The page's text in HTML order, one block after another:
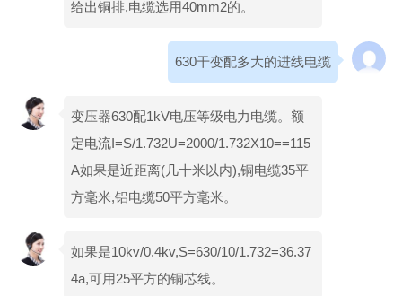
给出铜排,电缆选用40mm2的。
630干变配多大的进线电缆
变压器630配1kV电压等级电力电缆。额
定电流I=S/1.732U=2000/1.732X10==115
A如果是近距离(几十米以内),铜电缆35平
方毫米,铝电缆50平方毫米。
如果是10kv/0.4kv,S=630/10/1.732=36.37
4a,可用25平方的铜芯线。